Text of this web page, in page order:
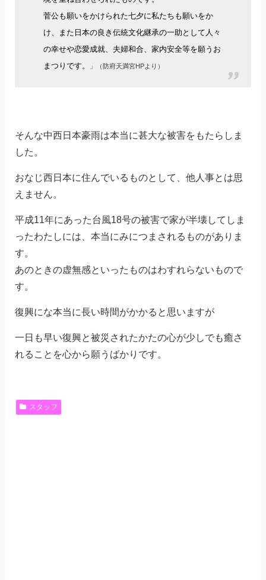
菅公も願いをかけられた七夕に私たちも願いをか
け、また日本の良き伝統文化継承の一助として人々
の幸せや恋愛成就、夫婦和合、家内安全等を願うお
まつりです。
」（防府天満宮HPより）
そんな中西日本豪雨は本当に甚大な被害をもたらしま
した。
おなじ西日本に住んでいるものとして、他人事とは思
えません。
平成11年にあった台風18号の被害で家が半壊してしま
ったわたしには、本当にみにつまされるものがありま
す。
あのときの虚無感といったものはわすれらないもので
す。
復興にな本当に長い時間がかかると思いますが
一日も早い復興と被災されたかたの心が少しでも癒さ
れることを心から願うばかりです。
スタッフ